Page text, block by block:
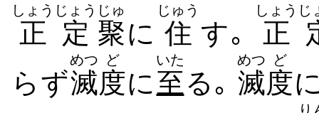
正定
しょうじょう
聚
じゅ
に 住
じゅう
す｡ 正
しょうじ
らず滅
めつ
度
ど
に至
いた
る｡ 滅
めつ
度
ど